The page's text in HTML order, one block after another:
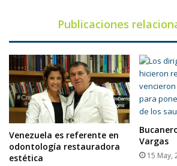
Publicaciones
Venezuela es referente en
odontología restauradora
estética
Vargas
15 May,